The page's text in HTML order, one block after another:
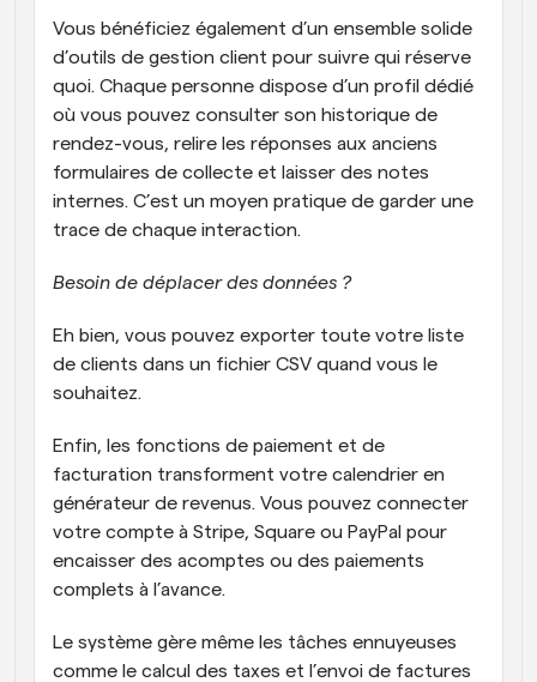
Vous bénéficiez également d’un ensemble solide
d’outils de gestion client pour suivre qui réserve
quoi. Chaque personne dispose d’un profil dédié
où vous pouvez consulter son historique de
rendez-vous, relire les réponses aux anciens
formulaires de collecte et laisser des notes
internes. C’est un moyen pratique de garder une
trace de chaque interaction.
Besoin de déplacer des données ?
Eh bien, vous pouvez exporter toute votre liste
de clients dans un fichier CSV quand vous le
souhaitez.
Enfin, les fonctions de paiement et de
facturation transforment votre calendrier en
générateur de revenus. Vous pouvez connecter
votre compte à Stripe, Square ou PayPal pour
encaisser des acomptes ou des paiements
complets à l’avance.
Le système gère même les tâches ennuyeuses
comme le calcul des taxes et l’envoi de factures